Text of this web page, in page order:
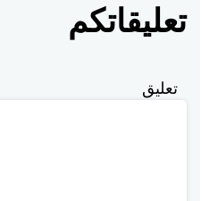
تعليقاتكم
تعليق